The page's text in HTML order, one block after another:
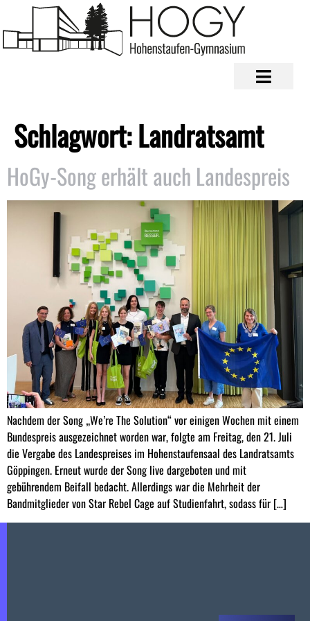
Schlagwort:Landratsamt
HoGy-Song erhält auch Landespreis
Nachdem der Song „We’re The Solution“ vor einigen Wochen mit einem
Bundespreis ausgezeichnet worden war, folgte am Freitag, den 21. Juli
die Vergabe des Landespreises im Hohenstaufensaal des Landratsamts
Göppingen. Erneut wurde der Song live dargeboten und mit
gebührendem Beifall bedacht. Allerdings war die Mehrheit der
Bandmitglieder von Star Rebel Cage auf Studienfahrt, sodass für […]